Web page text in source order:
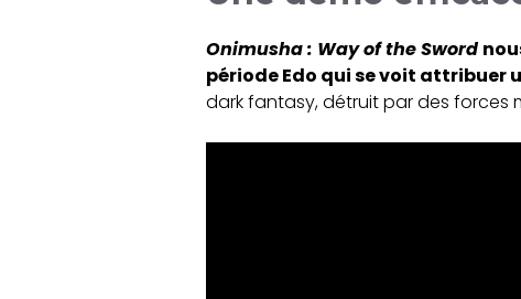
Onimusha : Way of the Sword
période Edo qui se voit attribuer
dark fantasy, détruit par des forces